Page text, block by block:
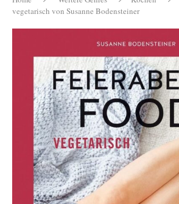
vegetarisch von Susanne Bodensteiner